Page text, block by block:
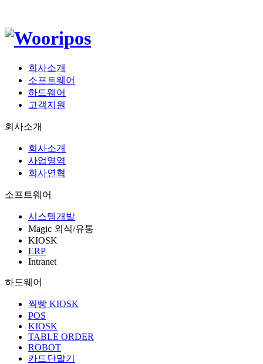
회사소개
소프트웨어
하드웨어
고객지원
회사소개
회사소개
사업영역
회사연혁
소프트웨어
시스템개발
Magic 외식/유통
KIOSK
ERP
Intranet
하드웨어
찍빵 KIOSK
POS
KIOSK
TABLE ORDER
ROBOT
카드단말기